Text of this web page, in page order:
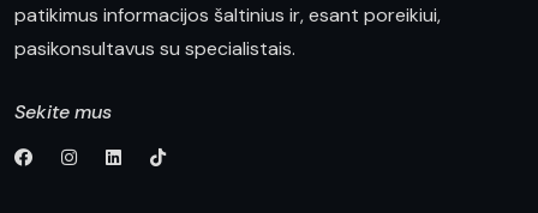
patikimus informacijos šaltinius ir, esant poreikiui,
pasikonsultavus su specialistais.
Sekite mus